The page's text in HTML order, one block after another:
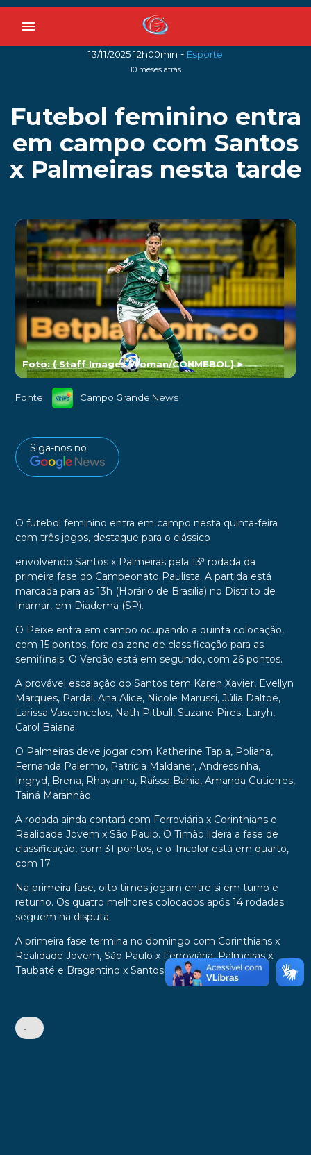
menu
13/11/2025 12h00min - Esporte
10 meses atrás
Futebol feminino entra
em campo com Santos
x Palmeiras nesta tarde
Foto: ( Staff Images Woman/CONMEBOL)►
Fonte: Campo Grande News
Siga-nos no
O futebol feminino entra em campo nesta quinta-feira
com três jogos, destaque para o clássico
envolvendo Santos x Palmeiras pela 13ª rodada da
primeira fase do Campeonato Paulista. A partida está
marcada para as 13h (Horário de Brasília) no Distrito de
Inamar, em Diadema (SP).
O Peixe entra em campo ocupando a quinta colocação,
com 15 pontos, fora da zona de classificação para as
semifinais. O Verdão está em segundo, com 26 pontos.
A provável escalação do Santos tem Karen Xavier, Evellyn
Marques, Pardal, Ana Alice, Nicole Marussi, Júlia Daltoé,
Larissa Vasconcelos, Nath Pitbull, Suzane Pires, Laryh,
Carol Baiana.
O Palmeiras deve jogar com Katherine Tapia, Poliana,
Fernanda Palermo, Patrícia Maldaner, Andressinha,
Ingryd, Brena, Rhayanna, Raíssa Bahia, Amanda Gutierres,
Tainá Maranhão.
A rodada ainda contará com Ferroviária x Corinthians e
Realidade Jovem x São Paulo. O Timão lidera a fase de
classificação, com 31 pontos, e o Tricolor está em quarto,
com 17.
Na primeira fase, oito times jogam entre si em turno e
returno. Os quatro melhores colocados após 14 rodadas
seguem na disputa.
A primeira fase termina no domingo com Corinthians x
Realidade Jovem, São Paulo x Ferroviária, Palmeiras x
Taubaté e Bragantino x Santos
•